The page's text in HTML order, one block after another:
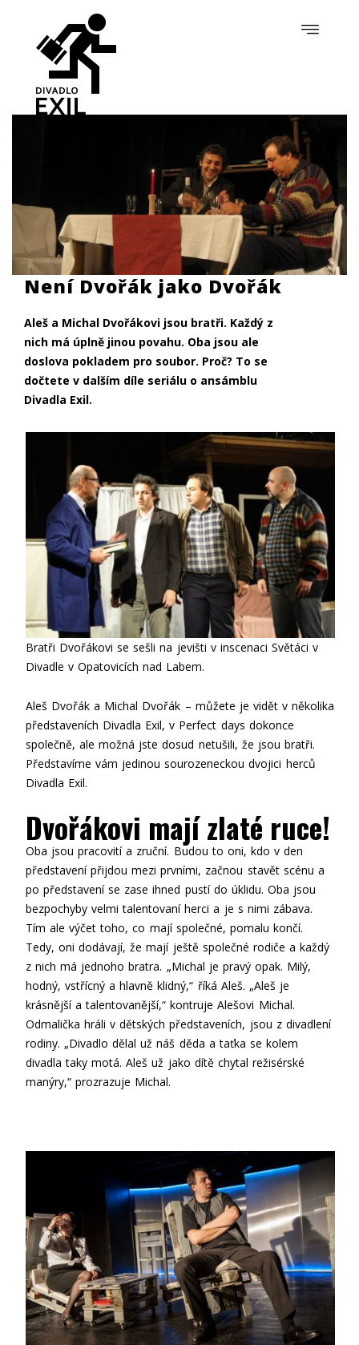
Není Dvořák jako Dvořák
Aleš a Michal Dvořákovi jsou bratři. Každý z
nich má úplně jinou povahu. Oba jsou ale
doslova pokladem pro soubor. Proč? To se
dočtete v dalším díle seriálu o ansámblu
Divadla Exil.
Bratři Dvořákovi se sešli na jevišti v inscenaci Světáci v
Divadle v Opatovicích nad Labem.
Aleš Dvořák a Michal Dvořák – můžete je vidět v několika
představeních Divadla Exil, v Perfect days dokonce
společně, ale možná jste dosud netušili, že jsou bratři.
Představíme vám jedinou sourozeneckou dvojici herců
Divadla Exil.
Dvořákovi mají zlaté ruce!
Oba jsou pracovití a zruční. Budou to oni, kdo v den
představení přijdou mezi prvními, začnou stavět scénu a
po představení se zase ihned pustí do úklidu. Oba jsou
bezpochyby velmi talentovaní herci a je s nimi zábava.
Tím ale výčet toho, co mají společné, pomalu končí.
Tedy, oni dodávají, že mají ještě společné rodiče a každý
z nich má jednoho bratra. „Michal je pravý opak. Milý,
hodný, vstřícný a hlavně klidný,“ říká Aleš. „Aleš je
krásnější a talentovanější,“ kontruje Alešovi Michal.
Odmalička hráli v dětských představeních, jsou z divadlení
rodiny. „Divadlo dělal už náš děda a taťka se kolem
divadla taky motá. Aleš už jako dítě chytal režisérské
manýry,“ prozrazuje Michal.